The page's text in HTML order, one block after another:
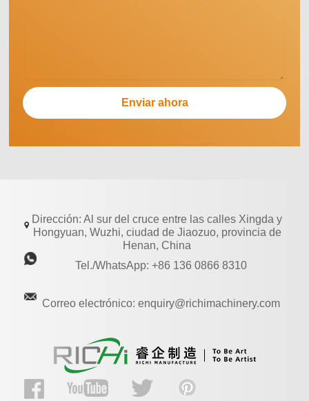
Dirección: Al sur del cruce entre las calles Xingda y
Hongyuan, Wuzhi, ciudad de Jiaozuo, provincia de
Henan, China
Tel./WhatsApp: +86 136 0866 8310
Correo electrónico: enquiry@richimachinery.com